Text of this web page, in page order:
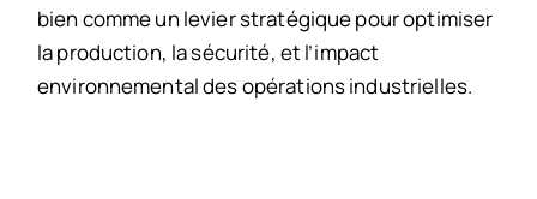
bien comme un levier stratégique pour optimiser
la production, la sécurité, et l’impact
environnemental des opérations industrielles.